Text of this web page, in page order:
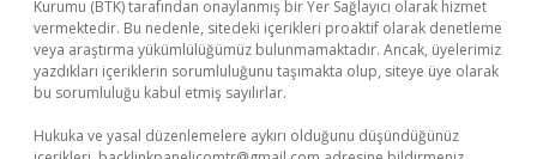
Kurumu (BTK) tarafından onaylanmış bir Yer Sağlayıcı olarak hizmet
vermektedir. Bu nedenle, sitedeki içerikleri proaktif olarak denetleme
veya araştırma yükümlülüğümüz bulunmamaktadır. Ancak, üyelerimiz
yazdıkları içeriklerin sorumluluğunu taşımakta olup, siteye üye olarak
bu sorumluluğu kabul etmiş sayılırlar.
Hukuka ve yasal düzenlemelere aykırı olduğunu düşündüğünüz